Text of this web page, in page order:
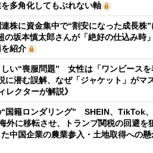
多角化してもぶれない軸
株に資金集中で“割安になった成長株
坂本慎太郎さんが「絶好の仕込み時
紹介
い“喪服問題” 女性は「ワンピースを
に潜む誤解、なぜ「ジャケット」がマ
レクターが解説》
国籍ロンダリング” SHEIN、TikTok、
外に移転させ、トランプ関税の回避を
中国企業の農業参入・土地取得への懸